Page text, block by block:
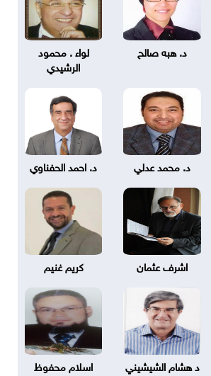
د. هبه صالح
لواء . محمود
الرشيدي
د. محمد عدلي د. احمد الحفناوي
اشرف عثمان كريم غنيم
د هشام الشيشيني اسلام محفوظ